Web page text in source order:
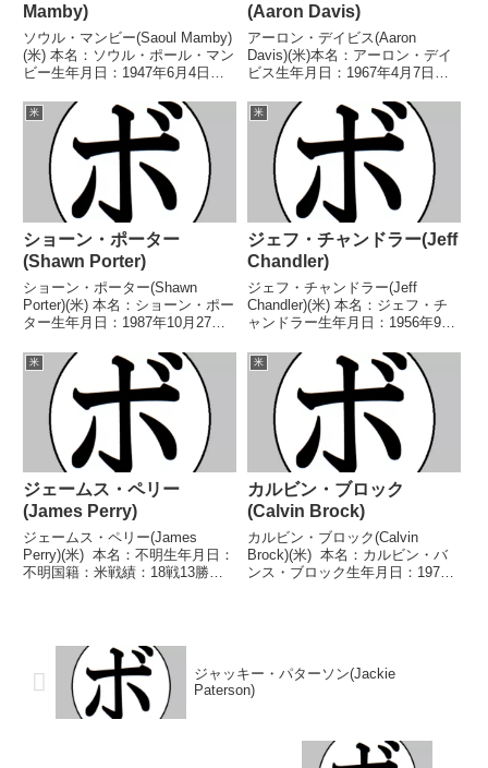
Mamby)
ソウル・マンビー(Saoul Mamby)
(米) 本名：ソウル・ポール・マン
ビー生年月日：1947年6月4日国
敗6分 【獲得タイトル】米-ニュ
ーヨーク州ウェルター級王座第
12代WBC世界スーパーライト...
(Aaron Davis)
アーロン・デイビス(Aaron
Davis)(米)本名：アーロン・デイ
ビス生年月日：1967年4月7日国
【獲得タイトル】1986年度ゴー
ルデングローブウェルター級優勝
(アマチュア)WBC米大陸ウェル
タ...
米
ショーン・ポーター
(Shawn Porter)
ショーン・ポーター(Shawn
Porter)(米) 本名：ショーン・ポー
ター生年月日：1987年10月27日
敗1分 【獲得タイトル】2006年ナ
ショナルゴールデングローブミド
ル級優勝(アマチュア)N...
米
ジェフ・チャンドラー(Jeff
Chandler)
ジェフ・チャンドラー(Jeff
Chandler)(米) 本名：ジェフ・チ
ャンドラー生年月日：1956年9月
(18KO)2敗2分 【獲得タイトル】
USBA全米バンタム級王座NABF
北米バンタム級王座第15代WB...
米
ジェームス・ペリー
(James Perry)
ジェームス・ペリー(James
Perry)(米) 本名：不明生年月日：
不明国籍：米戦績：18戦13勝
(米)1948/08/03 ○2R...
米
カルビン・ブロック
(Calvin Brock)
カルビン・ブロック(Calvin
Brock)(米) 本名：カルビン・バ
ンス・ブロック生年月日：1975
ジャッキー・パターソン(Jackie
Paterson)